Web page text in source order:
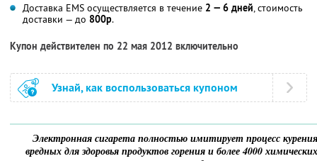
Доставка EMS осуществляется в течение 2 — 6 дней, стоимость
доставки — до 800р.
Купон действителен по 22 мая 2012 включительно
Узнай, как воспользоваться купоном
Электронная сигарета полностью имитирует процесс
вредных для здоровья продуктов горения и более 4000